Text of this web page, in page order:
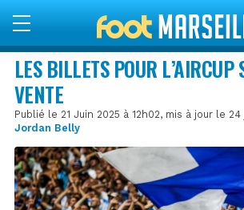
LES BILLETS POUR L’AIRCUP
VENTE
Publié le 21 Juin 2025 à 12h02, mis à jour le 24
Jordan Belly